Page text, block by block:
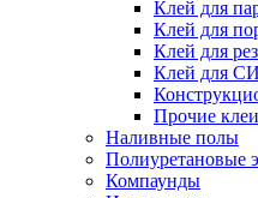
Клей для
Клей для
Клей для
Клей для
Прочие клеи
Наливные полы
Полиуретановые
Компаунды